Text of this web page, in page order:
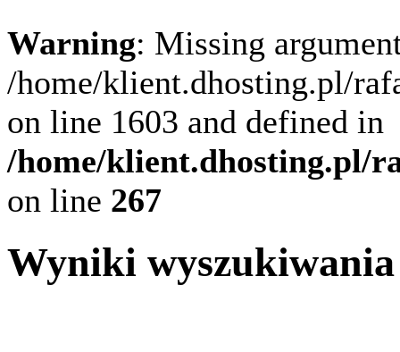
Warning: Missing
/home/klient.dhosting.pl/
on line 1603 and defined in
/home/klient.dhosting.pl/
on line 267
Wyniki